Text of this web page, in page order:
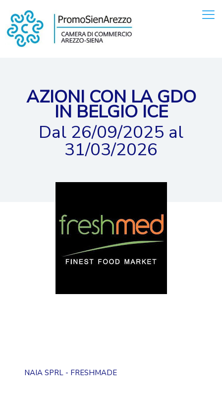
AZIONI CON LA GDO
IN BELGIO ICE
Dal 26/09/2025 al
31/03/2026
NAIA SPRL - FRESHMADE